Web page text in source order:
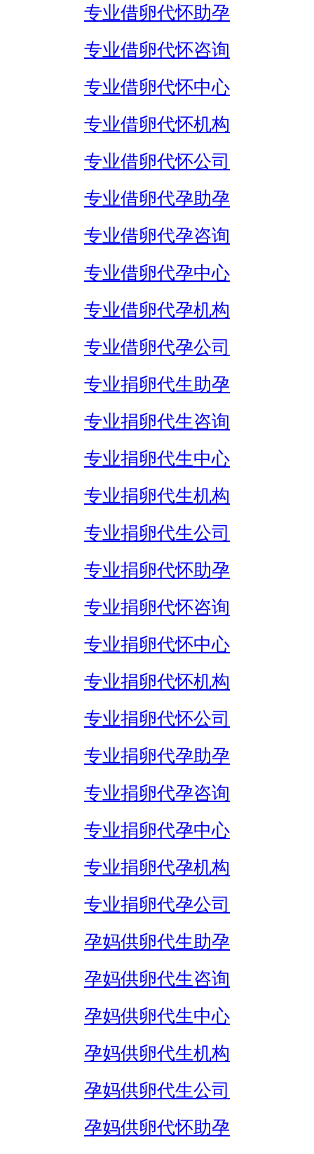
专业借卵代怀助孕
专业借卵代怀咨询
专业借卵代怀中心
专业借卵代怀机构
专业借卵代怀公司
专业借卵代孕助孕
专业借卵代孕咨询
专业借卵代孕中心
专业借卵代孕机构
专业借卵代孕公司
专业捐卵代生助孕
专业捐卵代生咨询
专业捐卵代生中心
专业捐卵代生机构
专业捐卵代生公司
专业捐卵代怀助孕
专业捐卵代怀咨询
专业捐卵代怀中心
专业捐卵代怀机构
专业捐卵代怀公司
专业捐卵代孕助孕
专业捐卵代孕咨询
专业捐卵代孕中心
专业捐卵代孕机构
专业捐卵代孕公司
孕妈供卵代生助孕
孕妈供卵代生咨询
孕妈供卵代生中心
孕妈供卵代生机构
孕妈供卵代生公司
孕妈供卵代怀助孕